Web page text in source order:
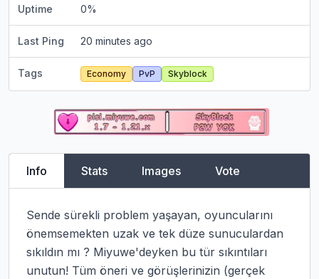
Uptime 0%
Last Ping 20 minutes ago
Tags Economy PvP Skyblock
Info Stats Images Vote
Sende sürekli problem yaşayan, oyuncularını
önemsemekten uzak ve tek düze sunuculardan
sıkıldın mı ? Miyuwe'deyken bu tür sıkıntıları
unutun! Tüm öneri ve görüşlerinizin (gerçek